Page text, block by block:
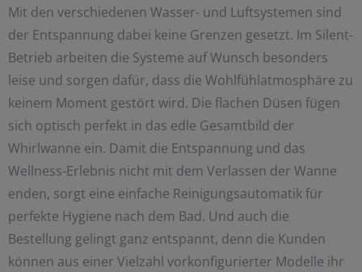
Mit den verschiedenen Wasser- und Luftsystemen sind
der Entspannung dabei keine Grenzen gesetzt. Im Silent-
Betrieb arbeiten die Systeme auf Wunsch besonders
leise und sorgen dafür, dass die Wohlfühlatmosphäre zu
keinem Moment gestört wird. Die flachen Düsen fügen
sich optisch perfekt in das edle Gesamtbild der
Whirlwanne ein. Damit die Entspannung und das
Wellness-Erlebnis nicht mit dem Verlassen der Wanne
enden, sorgt eine einfache Reinigungsautomatik für
perfekte Hygiene nach dem Bad. Und auch die
Bestellung gelingt ganz entspannt, denn die Kunden
können aus einer Vielzahl vorkonfigurierter Modelle ihr